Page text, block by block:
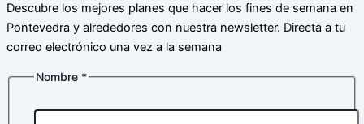
Descubre los mejores planes que hacer los fines de semana en
Pontevedra y alrededores con nuestra newsletter. Directa a tu
correo electrónico una vez a la semana
CorreoNombre *